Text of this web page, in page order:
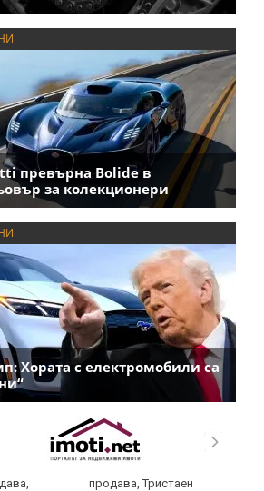
превърна Bolide в
за колекционери
Хората с електромобили са
продава, Тристаен